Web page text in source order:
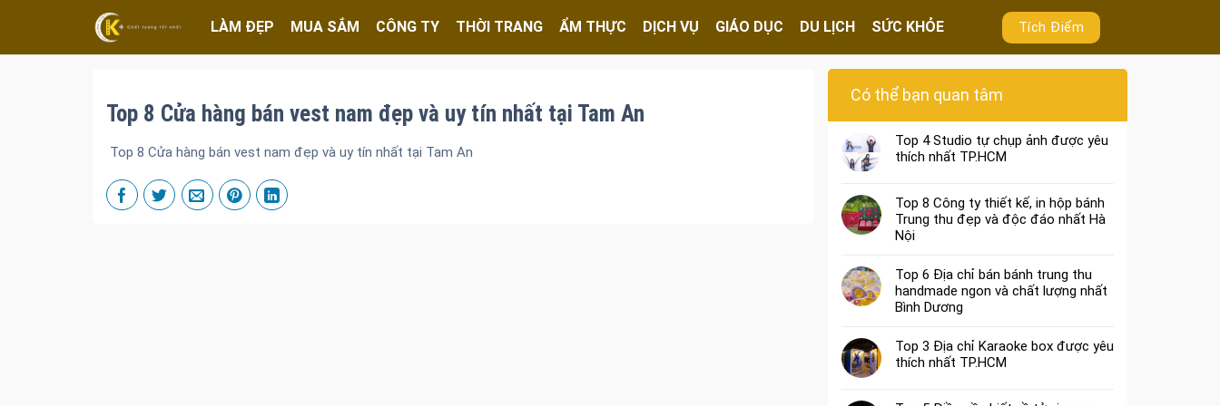
LÀM ĐẸP MUA SẮM CÔNG TY THỜI TRANG ẨM THỰC DỊCH VỤ GIÁO DỤC DU LỊCH SỨC KHỎE Tích Điểm
Top 8 Cửa hàng bán vest nam đẹp và uy tín nhất tại Tam An
Top 8 Cửa hàng bán vest nam đẹp và uy tín nhất tại Tam An
Có thể bạn quan tâm
Top 4 Studio tự chụp ảnh được yêu
thích nhất TP.HCM
Top 8 Công ty thiết kế, in hộp bánh
Trung thu đẹp và độc đáo nhất Hà
Nội
Top 6 Địa chỉ bán bánh trung thu
handmade ngon và chất lượng nhất
Bình Dương
Top 3 Địa chỉ Karaoke box được yêu
thích nhất TP.HCM